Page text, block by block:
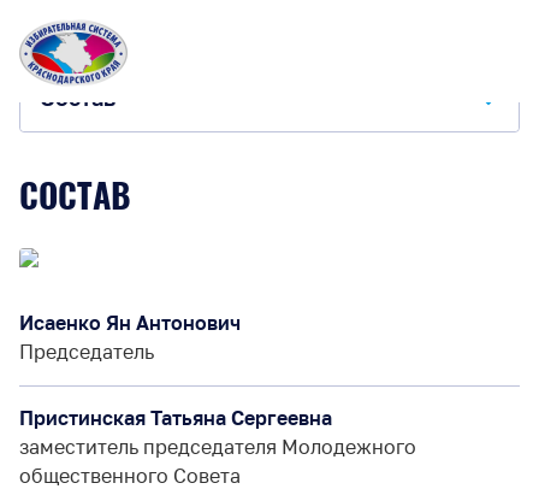
Главная Избирательные комиссии
Состав
СОСТАВ
Исаенко Ян Антонович
Председатель
Пристинская Татьяна Сергеевна
заместитель председателя Молодежного
общественного Совета